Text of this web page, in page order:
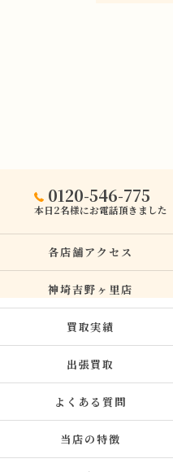
0120-546-775
本日2名様にお電話頂きました
各店舗アクセス
神埼吉野ヶ里店
買取実績
出張買取
よくある質問
当店の特徴